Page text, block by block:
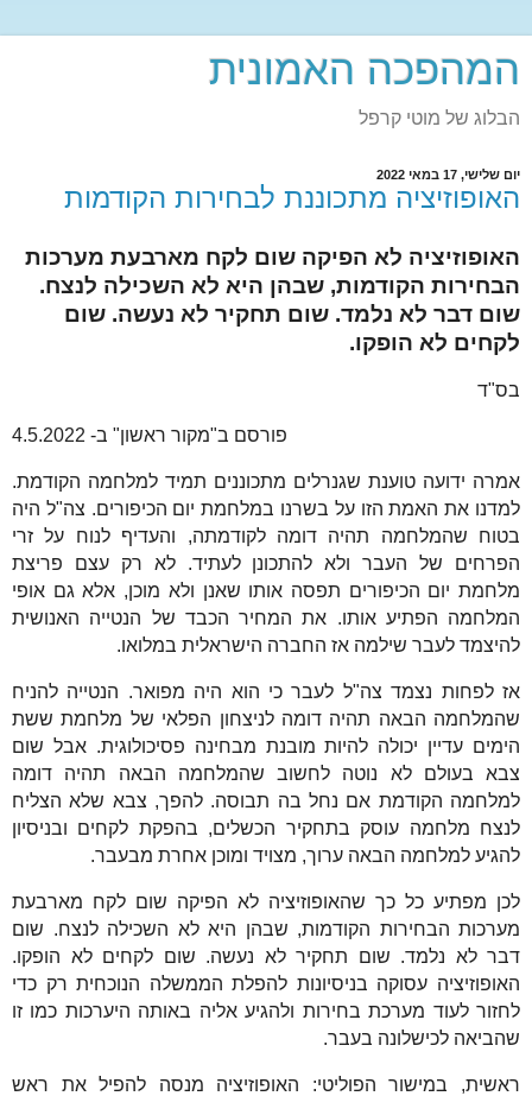
המהפכה האמונית
הבלוג של מוטי קרפל
יום שלישי, 17 במאי 2022
האופוזיציה מתכוננת לבחירות הקודמות
האופוזיציה לא הפיקה שום לקח מארבעת מערכות
הבחירות הקודמות, שבהן היא לא השכילה לנצח.
שום דבר לא נלמד. שום תחקיר לא נעשה. שום
לקחים לא הופקו.
בס"ד
פורסם ב"מקור ראשון" ב- 4.5.2022
אמרה ידועה טוענת שגנרלים מתכוננים תמיד למלחמה הקודמת.
למדנו את האמת הזו על בשרנו במלחמת יום הכיפורים. צה"ל היה
בטוח שהמלחמה תהיה דומה לקודמתה, והעדיף לנוח על זרי
הפרחים של העבר ולא להתכונן לעתיד. לא רק עצם פריצת
מלחמת יום הכיפורים תפסה אותו שאנן ולא מוכן, אלא גם אופי
המלחמה הפתיע אותו. את המחיר הכבד של הנטייה האנושית
להיצמד לעבר שילמה אז החברה הישראלית במלואו.
אז לפחות נצמד צה"ל לעבר כי הוא היה מפואר. הנטייה להניח
שהמלחמה הבאה תהיה דומה לניצחון הפלאי של מלחמת ששת
הימים עדיין יכולה להיות מובנת מבחינה פסיכולוגית. אבל שום
צבא בעולם לא נוטה לחשוב שהמלחמה הבאה תהיה דומה
למלחמה הקודמת אם נחל בה תבוסה. להפך, צבא שלא הצליח
לנצח מלחמה עוסק בתחקיר הכשלים, בהפקת לקחים ובניסיון
להגיע למלחמה הבאה ערוך, מצויד ומוכן אחרת מבעבר.
לכן מפתיע כל כך שהאופוזיציה לא הפיקה שום לקח מארבעת
מערכות הבחירות הקודמות, שבהן היא לא השכילה לנצח. שום
דבר לא נלמד. שום תחקיר לא נעשה. שום לקחים לא הופקו.
האופוזיציה עסוקה בניסיונות להפלת הממשלה הנוכחית רק כדי
לחזור לעוד מערכת בחירות ולהגיע אליה באותה היערכות כמו זו
שהביאה לכישלונה בעבר.
ראשית, במישור הפוליטי: האופוזיציה מנסה להפיל את ראש